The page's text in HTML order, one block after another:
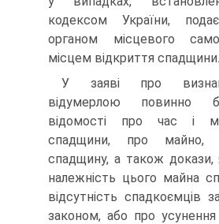
кодексом України,
органом місцевого
місцем відкриття спадщини.
У заяві про
відумерлою повинно
відомості про час і
спадщини, про майно,
спадщину, а також докази,
належність цього майна
відсутність спадкоємців
законом, або про